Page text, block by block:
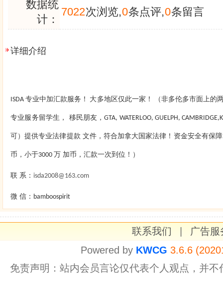
数据统
计：
7022次浏览,0条点评,0条留言
详细介绍
ISDA专业中加汇款服务！ 大多地区仅此一家！ （非多伦多市面上的
专业服务留学生， 移民朋友，GTA, WATERLOO, GUELPH,
可）提供专业法律提款 文件，符合加拿大国家法律！资金安全有保
币，小于3000 万 加币，汇款一次到位！）
联 系： isda2008@163.com
微 信： bamboospirit
联系我们
广告服
Powered by KWCG 3.6.6
免责声明：站内会员言论仅代表个人观点，并